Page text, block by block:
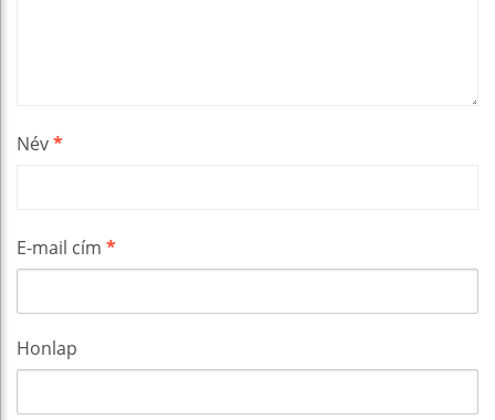
Név*
E-mail cím *
Honlap